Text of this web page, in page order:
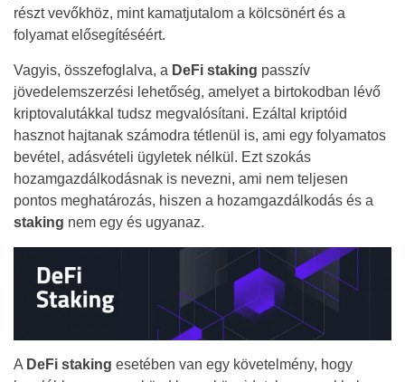
részt vevőkhöz, mint kamatjutalom a kölcsönért és a
folyamat elősegítéséért.
Vagyis, összefoglalva, a DeFi staking passzív
jövedelemszerzési lehetőség, amelyet a birtokodban lévő
kriptovalutákkal tudsz megvalósítani. Ezáltal kriptóid
hasznot hajtanak számodra tétlenül is, ami egy folyamatos
bevétel, adásvételi ügyletek nélkül. Ezt szokás
hozamgazdálkodásnak is nevezni, ami nem teljesen
pontos meghatározás, hiszen a hozamgazdálkodás és a
staking nem egy és ugyanaz.
A DeFi staking esetében van egy követelmény, hogy